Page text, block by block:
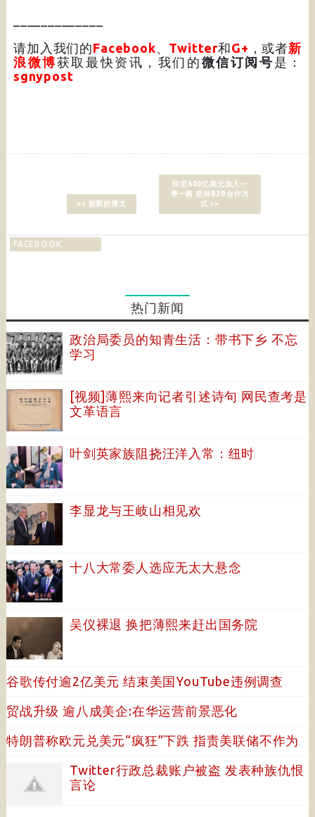
请加入我们的Facebook、 Twitter和G+ ，或者新
浪微博获取最快资讯，我们的 微信订阅号 是：
sgnypost
<< 较新的博文
印尼600亿美元加入一
带一路 坚持B2B合作方
式 >>
FACEBOOK
热门新闻
政治局委员的知青生活：带书下乡 不忘
学习
[视频]薄熙来向记者引述诗句 网民查考是
文革语言
叶剑英家族阻挠汪洋入常：纽时
李显龙与王岐山相见欢
十八大常委人选应无太大悬念
吴仪裸退 换把薄熙来赶出国务院
谷歌传付逾2亿美元 结束美国YouTube违例调查
贸战升级 逾八成美企:在华运营前景恶化
特朗普称欧元兑美元“疯狂”下跌 指责美联储不作为
Twitter行政总裁账户被盗 发表种族仇恨
言论